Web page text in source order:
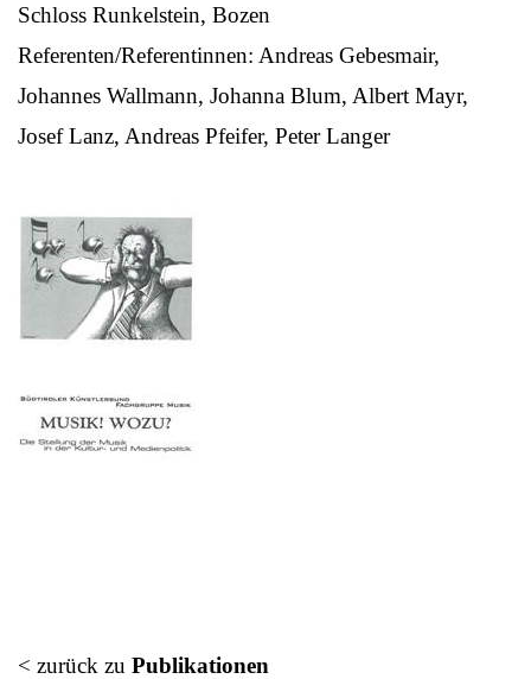
Schloss Runkelstein, Bozen
Referenten/Referentinnen: Andreas Gebesmair,
Johannes Wallmann, Johanna Blum, Albert Mayr,
Josef Lanz, Andreas Pfeifer, Peter Langer
< zurück zu Publikationen